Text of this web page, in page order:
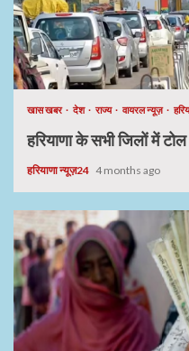
खास खबर देश राज्य वायरल न्यूज़
हरियाणा के सभी जिलों में
हरियाणा न्यूज़24 4 months ago